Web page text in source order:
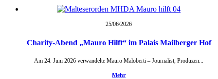
25/06/2026
Charity-Abend „Mauro Hilft“ im Palais Mailberger Hof
Am 24. Juni 2026 verwandelte Mauro Maloberti – Journalist, Produzen...
Mehr